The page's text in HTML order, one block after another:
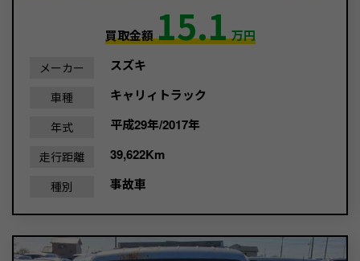
買取金額15.1万円
メーカー スズキ
車種 キャリィトラック
年式 平成29年/2017年
走行距離 39,622Km
種別 事故車